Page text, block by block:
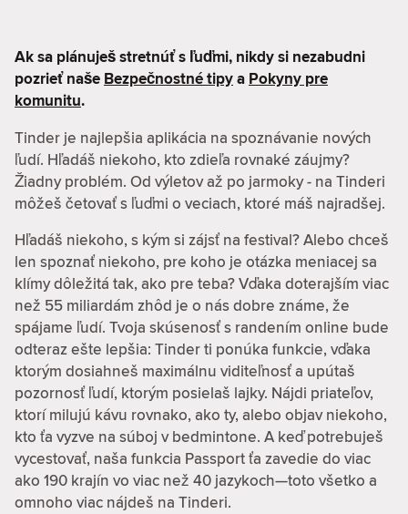
Ak sa plánuješ stretnúť s ľuďmi, nikdy si nezabudni
pozrieť naše Bezpečnostné tipya Pokyny pre
komunitu.
Tinder je najlepšia aplikácia na spoznávanie nových
ľudí. Hľadáš niekoho, kto zdieľa rovnaké záujmy?
Žiadny problém. Od výletov až po jarmoky - na Tinderi
môžeš četovať s ľuďmi o veciach, ktoré máš najradšej.
Hľadáš niekoho, s kým si zájsť na festival? Alebo chceš
len spoznať niekoho, pre koho je otázka meniacej sa
klímy dôležitá tak, ako pre teba? Vďaka doterajším viac
než 55 miliardám zhôd je o nás dobre známe, že
spájame ľudí. Tvoja skúsenosť s randením online bude
odteraz ešte lepšia: Tinder ti ponúka funkcie, vďaka
ktorým dosiahneš maximálnu viditeľnosť a upútaš
pozornosť ľudí, ktorým posielaš lajky. Nájdi priateľov,
ktorí milujú kávu rovnako, ako ty, alebo objav niekoho,
kto ťa vyzve na súboj v bedmintone. A keď potrebuješ
vycestovať, naša funkcia Passport ťa zavedie do viac
ako 190 krajín vo viac než 40 jazykoch—toto všetko a
omnoho viac nájdeš na Tinderi.